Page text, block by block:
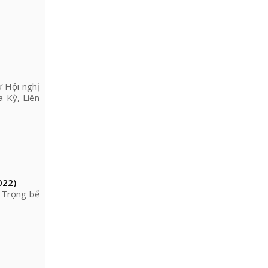
Hội nghị
Kỳ, Liên
bế